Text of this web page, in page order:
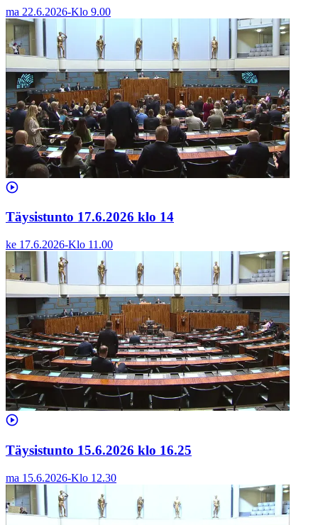
ma 22.6.2026-Klo 9.00
Täysistunto 17.6.2026 klo 14
ke 17.6.2026-Klo 11.00
Täysistunto 15.6.2026 klo 16.25
ma 15.6.2026-Klo 12.30